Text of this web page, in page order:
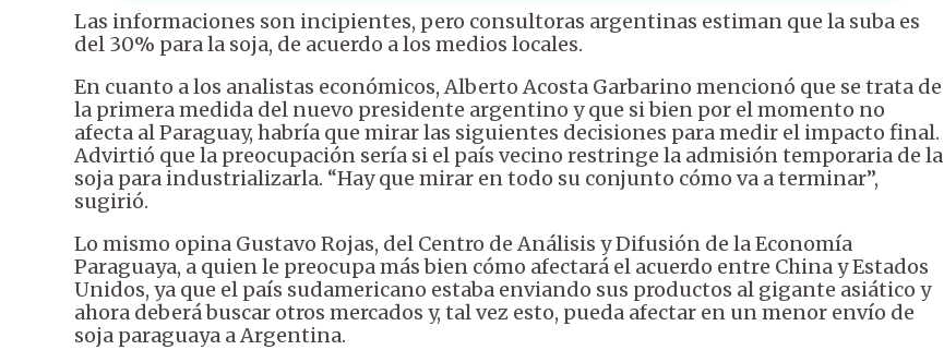
Las informaciones son incipientes, pero consultoras argentinas estiman que la suba es
del 30% para la soja, de acuerdo a los medios locales.
En cuanto a los analistas económicos, Alberto Acosta Garbarino mencionó que se trata de
la primera medida del nuevo presidente argentino y que si bien por el momento no
afecta al Paraguay, habría que mirar las siguientes decisiones para medir el impacto final.
Advirtió que la preocupación sería si el país vecino restringe la admisión temporaria de la
soja para industrializarla. “Hay que mirar en todo su conjunto cómo va a terminar”,
sugirió.
Lo mismo opina Gustavo Rojas, del Centro de Análisis y Difusión de la Economía
Paraguaya, a quien le preocupa más bien cómo afectará el acuerdo entre China y Estados
Unidos, ya que el país sudamericano estaba enviando sus productos al gigante asiático y
ahora deberá buscar otros mercados y, tal vez esto, pueda afectar en un menor envío de
soja paraguaya a Argentina.